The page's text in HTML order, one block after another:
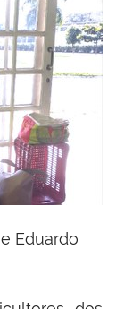
Eduardo